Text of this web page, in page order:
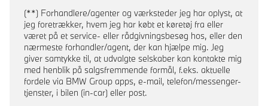
(**) Forhandlere/agenter og værksteder jeg har oplyst, at
jeg foretrækker, hvem jeg har købt et køretøj fra eller
været på et service- eller rådgivningsbesøg hos, eller den
nærmeste forhandler/agent, der kan hjælpe mig. Jeg
giver samtykke til, at udvalgte selskaber kan kontakte mig
med henblik på salgsfremmende formål, f.eks. aktuelle
fordele via BMW Group apps, e-mail, telefon/messenger-
tjenster, i bilen (in-car) eller post.